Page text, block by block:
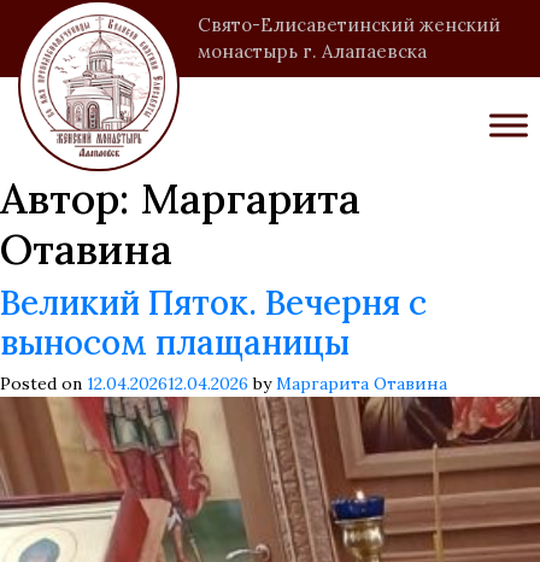
Свято-Елисаветинский женский
монастырь г. Алапаевска
Автор: Маргарита
Отавина
Великий Пяток. Вечерня с
выносом плащаницы
Posted on 12.04.202612.04.2026 byМаргарита Отавина